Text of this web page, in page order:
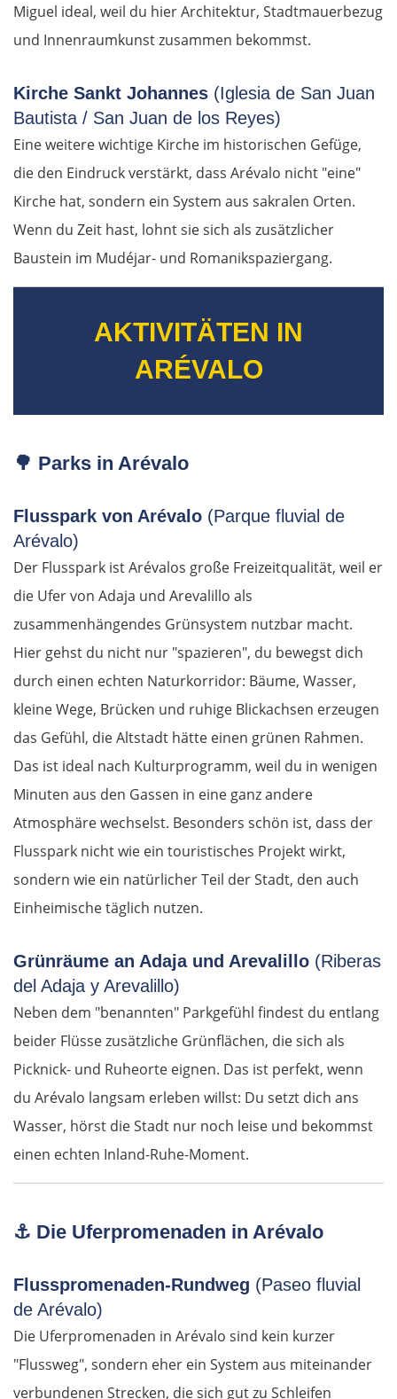
Miguel ideal, weil du hier Architektur, Stadtmauerbezug
und Innenraumkunst zusammen bekommst.
Kirche Sankt Johannes (Iglesia de San Juan
Bautista / San Juan de los Reyes)
Eine weitere wichtige Kirche im historischen Gefüge,
die den Eindruck verstärkt, dass Arévalo nicht "eine"
Kirche hat, sondern ein System aus sakralen Orten.
Wenn du Zeit hast, lohnt sie sich als zusätzlicher
Baustein im Mudéjar- und Romanikspaziergang.
AKTIVITÄTEN IN
ARÉVALO
🌳 Parks in Arévalo
Flusspark von Arévalo (Parque fluvial de
Arévalo)
Der Flusspark ist Arévalos große Freizeitqualität, weil er
die Ufer von Adaja und Arevalillo als
zusammenhängendes Grünsystem nutzbar macht.
Hier gehst du nicht nur "spazieren", du bewegst dich
durch einen echten Naturkorridor: Bäume, Wasser,
kleine Wege, Brücken und ruhige Blickachsen erzeugen
das Gefühl, die Altstadt hätte einen grünen Rahmen.
Das ist ideal nach Kulturprogramm, weil du in wenigen
Minuten aus den Gassen in eine ganz andere
Atmosphäre wechselst. Besonders schön ist, dass der
Flusspark nicht wie ein touristisches Projekt wirkt,
sondern wie ein natürlicher Teil der Stadt, den auch
Einheimische täglich nutzen.
Grünräume an Adaja und Arevalillo (Riberas
del Adaja y Arevalillo)
Neben dem "benannten" Parkgefühl findest du entlang
beider Flüsse zusätzliche Grünflächen, die sich als
Picknick- und Ruheorte eignen. Das ist perfekt, wenn
du Arévalo langsam erleben willst: Du setzt dich ans
Wasser, hörst die Stadt nur noch leise und bekommst
einen echten Inland-Ruhe-Moment.
⚓ Die Uferpromenaden in Arévalo
Flusspromenaden-Rundweg (Paseo fluvial
de Arévalo)
Die Uferpromenaden in Arévalo sind kein kurzer
"Flussweg", sondern eher ein System aus miteinander
verbundenen Strecken, die sich gut zu Schleifen
Tschechien
Mělník
Prag
Beroun
Pilsen
Deutschland Süd
Cham
Regensburg
Ingolstadt
Pfaffenhofen an der Ilm
München
Rosenheim
Salzburg
Vöcklabruck
Amstetten
Wien
Bratislava
Trnava
Esztergom
Budapest